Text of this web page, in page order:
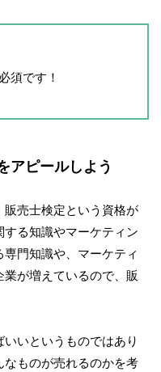
須です！
アピールしよう
売士検定という資格が
る知識やマーケティン
門知識や、マーケティ
が増えているので、販
いというものではあり
なものが売れるのかを考